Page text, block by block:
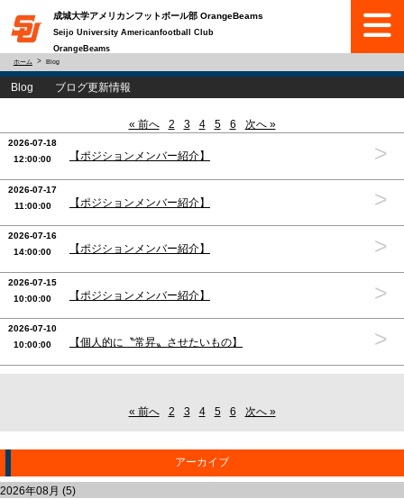
成城大学アメリカンフットボール部 OrangeBeams
Seijo University Americanfootball Club
OrangeBeams
ホーム Blog
Blog ブログ更新情報
« 前へ 2 3 4 5 6 次へ »
2026-07-18
12:00:00
【ポジションメンバー紹介】 >
2026-07-17
11:00:00
【ポジションメンバー紹介】 >
2026-07-16
14:00:00
【ポジションメンバー紹介】 >
2026-07-15
10:00:00
【ポジションメンバー紹介】 >
2026-07-10
10:00:00
【個人的に〝常昇〟させたいもの】 >
« 前へ 2 3 4 5 6 次へ »
アーカイブ
2026年08月 (5)